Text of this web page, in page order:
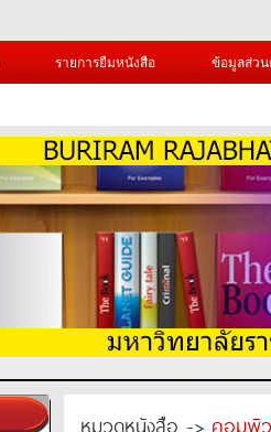
รายการยืมหนังสือ ข้อมูลส่ว
หมวดหนังสือ -> คอมพิ